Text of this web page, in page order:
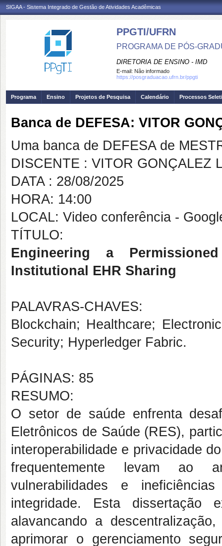
SIGAA - Sistema Integrado de Gestão de Atividades Acadêmicas
PPGTI/UFRN
PROGRAMA DE PÓS-
DIRETORIA DE ENSINO - IMD
E-mail: Não informado
https://posgraduacao.ufrn.br/ppgti
Programa Ensino Projetos de Pesquisa Calendário Processos
Banca de DEFESA: VITOR
Uma banca de DEFESA de
DISCENTE : VITOR GONÇALEZ
DATA : 28/08/2025
HORA: 14:00
LOCAL: Video conferência -
TÍTULO:
Engineering a
Institutional EHR Sharing
PALAVRAS-CHAVES:
Blockchain; Healthcare;
Security; Hyperledger Fabric.
PÁGINAS: 85
RESUMO:
O setor de saúde enfrenta
Eletrônicos de Saúde (RES),
interoperabilidade e privacidade
frequentemente levam ao
vulnerabilidades e
integridade. Esta
alavancando a
aprimorar o gerenciamento